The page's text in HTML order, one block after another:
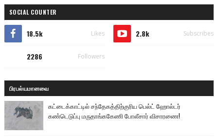
SOCIAL COUNTER
18.5k Likes 2.8k Subscribes
2286 Followers
பிரபல்யமானவை
கட்டைக்காட்டில் சந்தேகத்திற்குரிய பெல்ட் ஹோல்டர்
கண்டெடுப்பு மருதாங்ககேணி போலீசார் விசாரணை!